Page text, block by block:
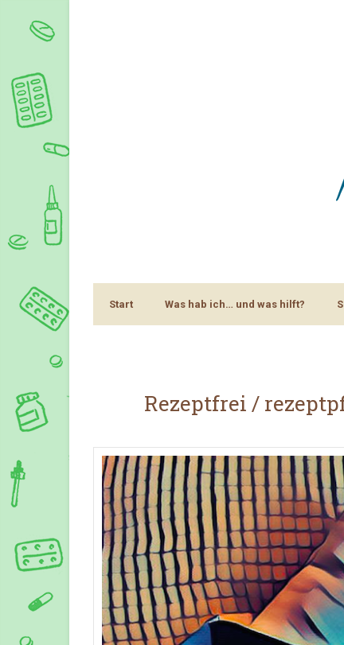
Start Was hab ich… und was hilft?
Rezeptfrei /